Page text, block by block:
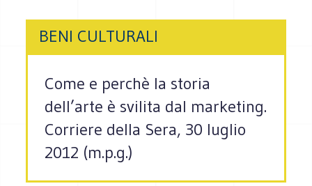
BENI CULTURALI
Come e perchè la storia
dell’arte è svilita dal marketing.
Corriere della Sera, 30 luglio
2012 (m.p.g.)